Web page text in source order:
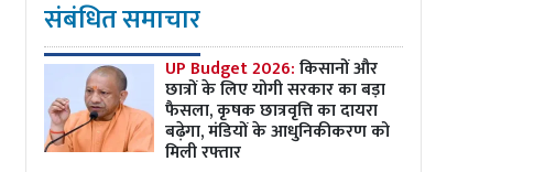
संबंधित समाचार
UP Budget 2026:किसानों और
छात्रों के लिए योगी सरकार का बड़ा
फैसला, कृषक छात्रवृत्ति का दायरा
बढ़ेगा, मंडियों के आधुनिकीकरण को
मिली रफ्तार